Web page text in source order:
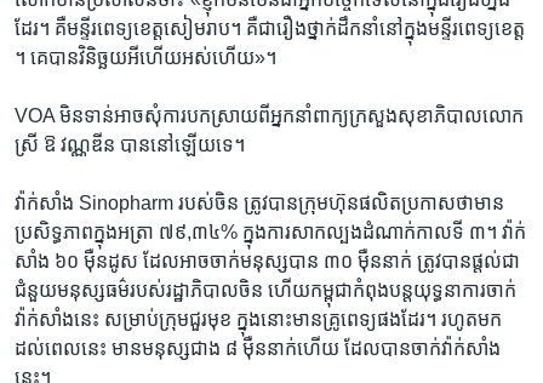
ដែរ។ គឺ​មន្ទីរ​ពេទ្យ​ខេត្ត​សៀម​រាប។ គឺ​ជា​រឿង​ថ្នាក់​ដឹកនាំ​នៅ​ក្នុង​មន្ទីរពេទ្យ​ខេត្ត​
។ គេ​បាន​វិនិច្ឆយ​អីហើយអស់​ហើយ»។
VOA ​មិន​ទាន់​អាច​សុំ​ការ​បកស្រាយ​ពី​អ្នកនាំពាក្យ​ក្រសួង​សុខាភិបាល​លោក
ស្រី​ ឱ វណ្ណឌីន ​បាន​នៅ​ឡើយ​ទេ។
វ៉ាក់សាំង ​Sinopharm ​របស់​ចិន ត្រូវ​បាន​ក្រុមហ៊ុន​ផលិត​ប្រកាស​ថា​មាន​
ប្រសិទ្ធភាព​ក្នុង​អត្រា ៧៩,​៣៤% ​ក្នុង​ការ​សាកល្បង​ដំណាក់​កាល​ទី ​៣។ វ៉ាក់
សាំង​ ៦០​ ម៉ឺន​ដូស​ ដែល​អាច​ចាក់​មនុស្ស​បាន​ ៣០ ​ម៉ឺន​នាក់ ត្រូវ​បានផ្តល់​ជា​
ជំនួយ​មនុស្ស​ធម៌​របស់​រដ្ឋាភិបាល​ចិន ហើយ​កម្ពុជា​កំពុង​បន្ត​យុទ្ធនា​ការ​ចាក់​
វ៉ាក់សាំង​នេះ សម្រាប់​ក្រុម​ជួរ​មុខ ក្នុង​នោះ​មាន​គ្រូ​ពេទ្យ​ផង​ដែរ។ រហូត​មក​
ដល់​ពេល​នេះ​ មាន​មនុស្ស​ជាង ​៨ ​ម៉ឺន​នាក់​ហើយ ​ដែល​បាន​ចាក់​វ៉ាក់សាំង​
នេះ។